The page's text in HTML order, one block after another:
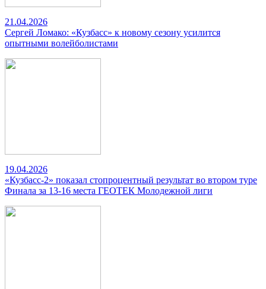
21.04.2026
Сергей Ломако: «Кузбасс» к новому сезону усилится
опытными волейболистами
19.04.2026
«Кузбасс-2» показал стопроцентный результат во втором туре
Финала за 13-16 места ГЕОТЕК Молодежной лиги